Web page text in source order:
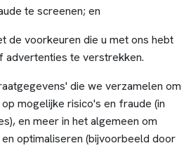
te screenen; en
de voorkeuren die u met ons hebt
advertenties te verstrekken.
die we verzamelen om
mogelijke risico's en fraude (in
en meer in het algemeen om
optimaliseren (bijvoorbeeld door